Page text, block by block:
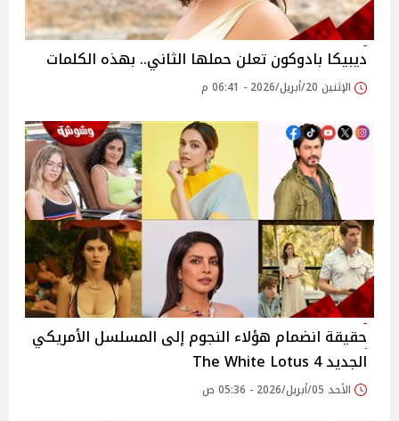
ديبيكا بادوكون تعلن حملها الثاني.. بهذه الكلمات
الإثنين 20/أبريل/2026 - 06:41 م
حقيقة انضمام هؤلاء النجوم إلى المسلسل الأمريكي
الجديد The White Lotus 4
الأحد 05/أبريل/2026 - 05:36 ص